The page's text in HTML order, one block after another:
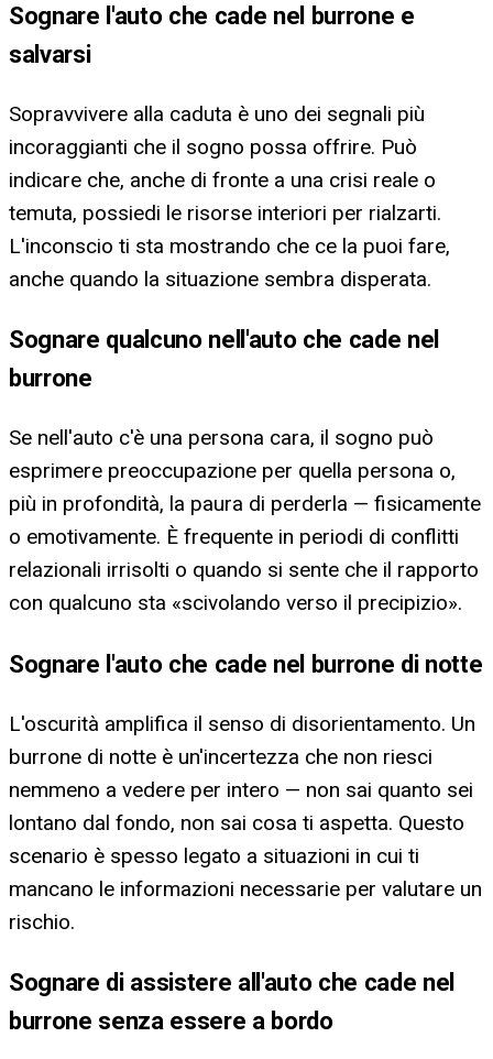
Sognare l'auto che cade nel burrone e
salvarsi
Sopravvivere alla caduta è uno dei segnali più
incoraggianti che il sogno possa offrire. Può
indicare che, anche di fronte a una crisi reale o
temuta, possiedi le risorse interiori per rialzarti.
L'inconscio ti sta mostrando che ce la puoi fare,
anche quando la situazione sembra disperata.
Sognare qualcuno nell'auto che cade nel
burrone
Se nell'auto c'è una persona cara, il sogno può
esprimere preoccupazione per quella persona o,
più in profondità, la paura di perderla — fisicamente
o emotivamente. È frequente in periodi di conflitti
relazionali irrisolti o quando si sente che il rapporto
con qualcuno sta «scivolando verso il precipizio».
Sognare l'auto che cade nel burrone di notte
L'oscurità amplifica il senso di disorientamento. Un
burrone di notte è un'incertezza che non riesci
nemmeno a vedere per intero — non sai quanto sei
lontano dal fondo, non sai cosa ti aspetta. Questo
scenario è spesso legato a situazioni in cui ti
mancano le informazioni necessarie per valutare un
rischio.
Sognare di assistere all'auto che cade nel
burrone senza essere a bordo